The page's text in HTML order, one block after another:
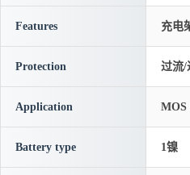
Features 充电
Protection 过流/
Application MOS
Battery type 1镍